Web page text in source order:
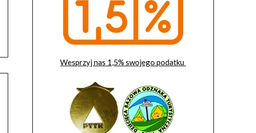
Wesprzyj nas 1,5% swojego podatku